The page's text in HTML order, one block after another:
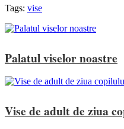
Tags: vise
Palatul viselor noastre
Vise de adult de ziua